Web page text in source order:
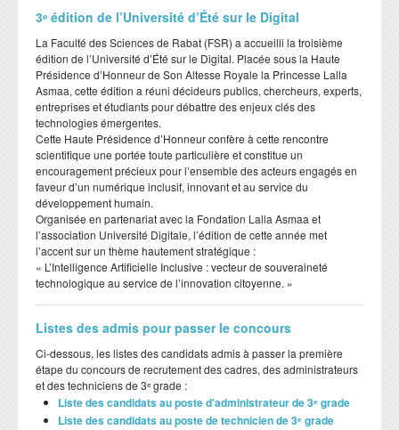
3ᵉ édition de l’Université d’Été sur le Digital
​La Faculté des Sciences de Rabat (FSR) a accueilli la troisième
édition de l’Université d’Été sur le Digital. Placée sous la Haute
Présidence d’Honneur de Son Altesse Royale la Princesse Lalla
Asmaa, cette édition a réuni décideurs publics, chercheurs, experts,
entreprises et étudiants pour débattre des enjeux clés des
technologies émergentes.
​Cette Haute Présidence d’Honneur confère à cette rencontre
scientifique une portée toute particulière et constitue un
encouragement précieux pour l’ensemble des acteurs engagés en
faveur d’un numérique inclusif, innovant et au service du
développement humain.
​Organisée en partenariat avec la Fondation Lalla Asmaa et
l’association Université Digitale, l’édition de cette année met
l’accent sur un thème hautement stratégique :
​« L’Intelligence Artificielle Inclusive : vecteur de souveraineté
technologique au service de l’innovation citoyenne. »
Listes des admis pour passer le concours
Ci-dessous, les listes des candidats admis à passer la première
étape du concours de recrutement des cadres, des administrateurs
et des techniciens de 3ᵉ grade :
Liste des candidats au poste d'administrateur de 3ᵉ grade
Liste des candidats au poste de technicien de 3ᵉ grade